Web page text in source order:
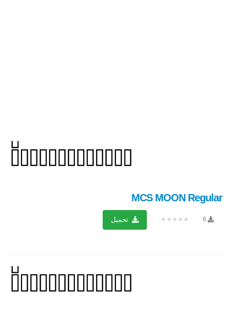
MCS MOON Regular
6
★★★★★ تحميل